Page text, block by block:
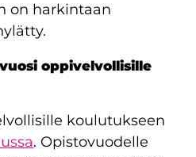
on harkintaan
oppivelvollisille
koulutukseen
. Opistovuodelle